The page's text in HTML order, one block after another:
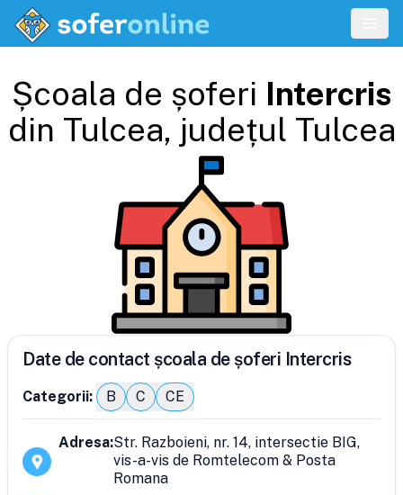
Școala de șoferi Intercris
din Tulcea, județul Tulcea
Date de contact școala de șoferi Intercris
Categorii: B C CE
Adresa:Str. Razboieni, nr. 14, intersectie BIG,
vis-a-vis de Romtelecom & Posta
Romana